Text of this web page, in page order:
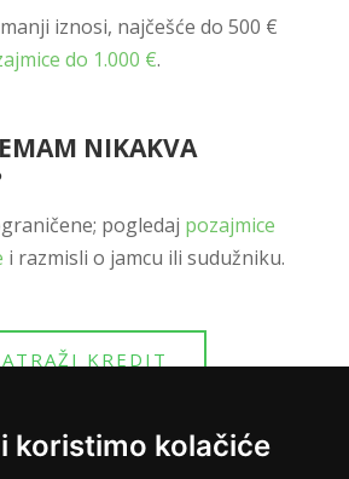
koristimo kolačiće
iznosi, najčešće do 500 €
do 1.000 €.
NIKAKVA
pogledaj pozajmice
i razmisli o jamcu ili sudužniku.
KREDIT